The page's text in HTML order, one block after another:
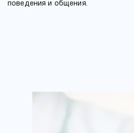
поведения и общения.